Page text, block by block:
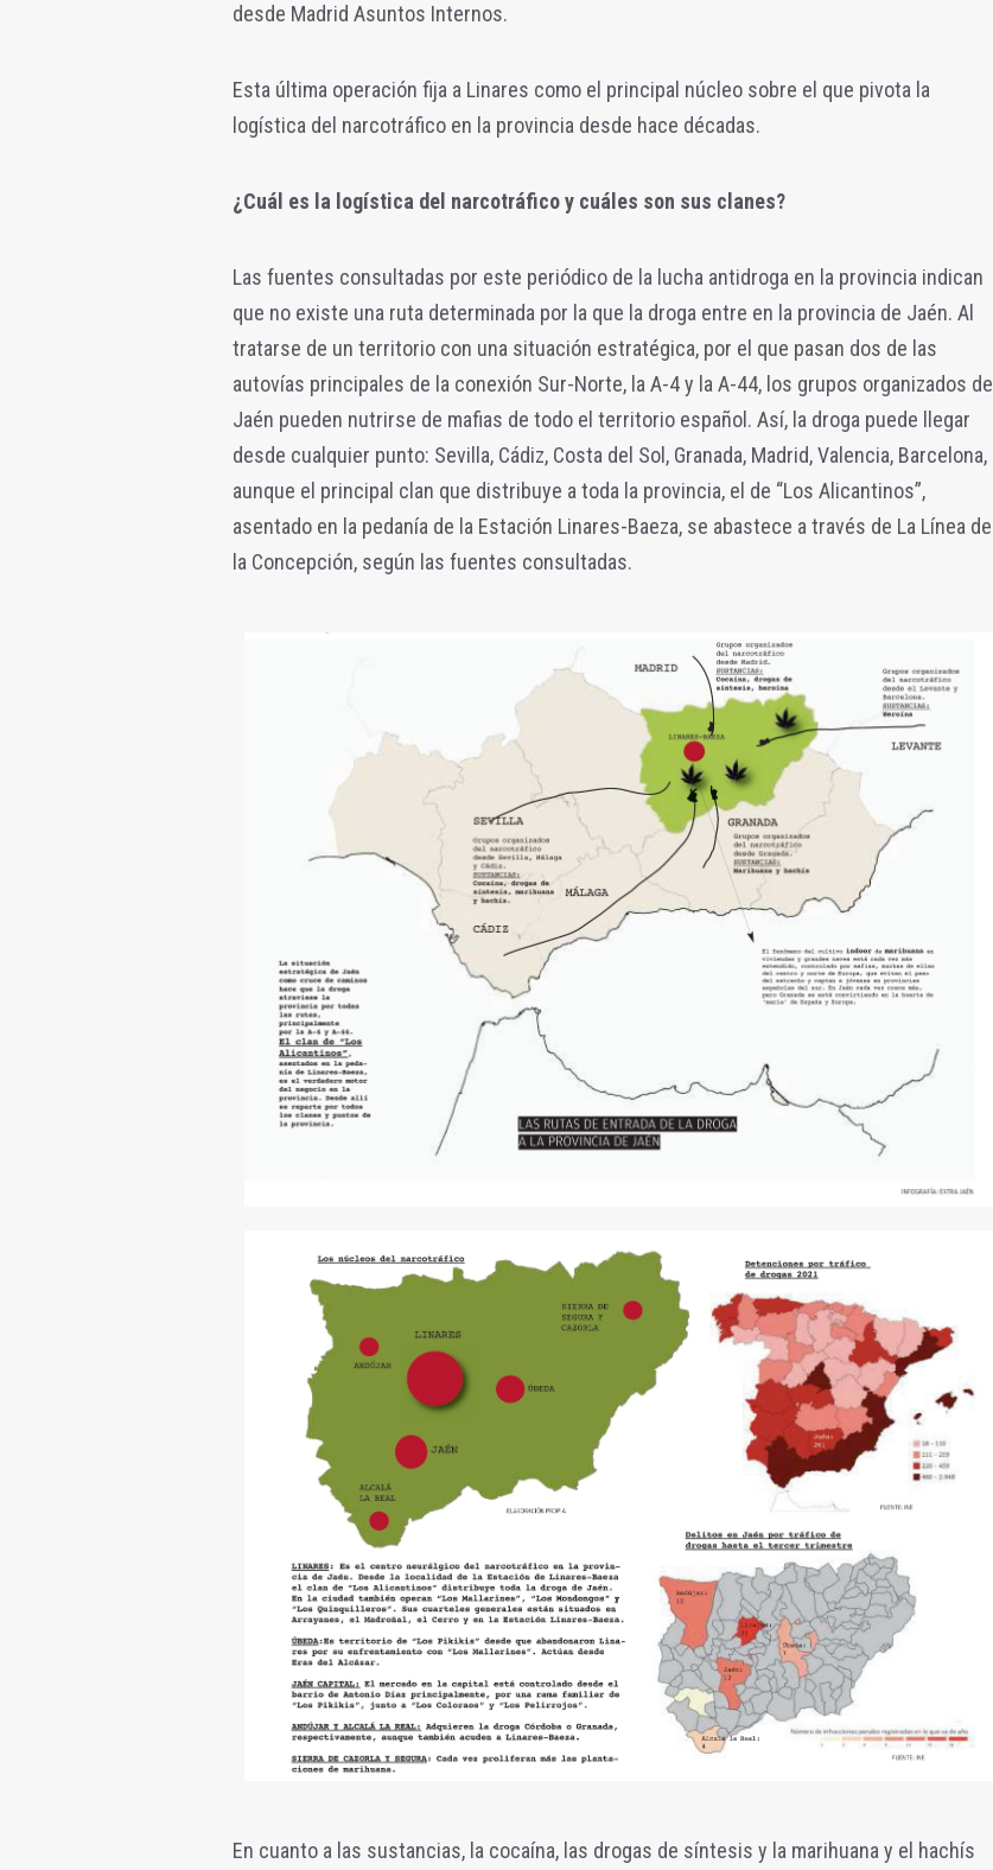
desde Madrid Asuntos Internos.
Esta última operación fija a Linares como el principal núcleo sobre el que pivota la
logística del narcotráfico en la provincia desde hace décadas.
¿Cuál es la logística del narcotráfico y cuáles son sus clanes?
Las fuentes consultadas por este periódico de la lucha antidroga en la provincia indican
que no existe una ruta determinada por la que la droga entre en la provincia de Jaén. Al
tratarse de un territorio con una situación estratégica, por el que pasan dos de las
autovías principales de la conexión Sur-Norte, la A-4 y la A-44, los grupos organizados de
Jaén pueden nutrirse de mafias de todo el territorio español. Así, la droga puede llegar
desde cualquier punto: Sevilla, Cádiz, Costa del Sol, Granada, Madrid, Valencia, Barcelona,
aunque el principal clan que distribuye a toda la provincia, el de “Los Alicantinos”,
asentado en la pedanía de la Estación Linares-Baeza, se abastece a través de La Línea de
la Concepción, según las fuentes consultadas.
En cuanto a las sustancias, la cocaína, las drogas de síntesis y la marihuana y el hachís